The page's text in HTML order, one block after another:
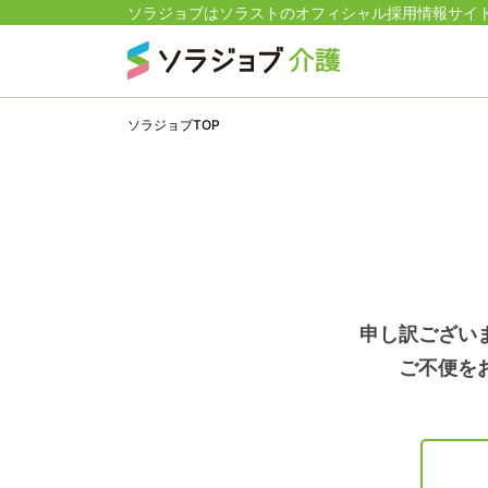
ソラジョブはソラストのオフィシャル採用情報サイ
ソラジョブTOP
申し訳ござい
ご不便を